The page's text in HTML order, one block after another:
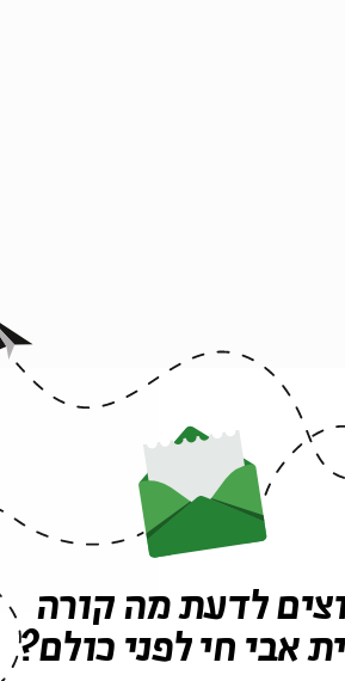
סקסופונים
לדעת מה קורה
אבי חי לפני כולם?